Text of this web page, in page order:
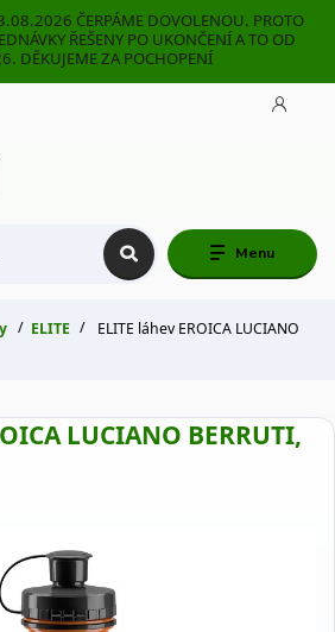
ČERPÁME DOVOLENOU. PROTO
ŘEŠENY PO UKONČENÍ A TO OD
DĚKUJEME ZA POCHOPENÍ
Menu
ELITE
ELITE láhev EROICA LUCIANO
LUCIANO BERRUTI,